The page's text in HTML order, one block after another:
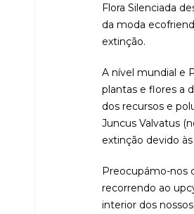
Flora Silenciada
da moda
extinção.
A nível mundial e
plantas e flores a
dos recursos e
Juncus Valvatus
extinção devido
Preocupámo-nos
recorrendo ao
interior dos